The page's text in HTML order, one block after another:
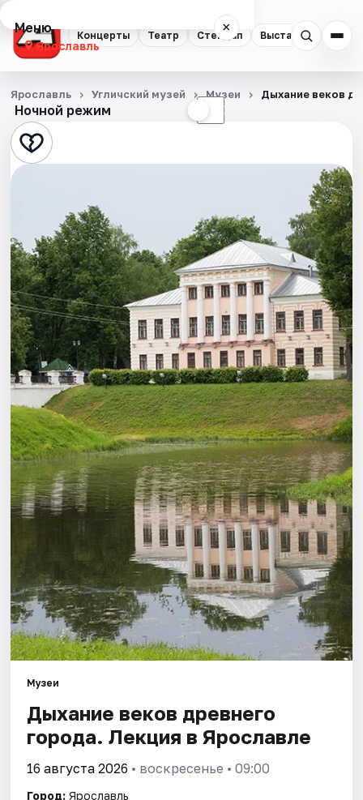
Концерты Театр Стендап Выставки
Меню ×
Ярославль
Концерты
Театр
Стендап
Квесты
Экскурсии
События
Города
Площадки
Артисты
Рейтинги
Ночной режим ☾
Ярославль Угличский музей Музеи Дыхание веков
Музеи
Дыхание веков древнего
города. Лекция в Ярославле
16 августа 2026 • воскресенье • 09:00
Город: Ярославль